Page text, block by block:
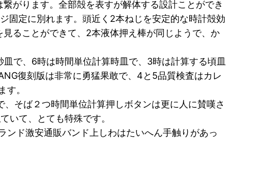
がります。全部殻を表すが解体する設計ことができ
固定に別れます。頭近く2本ねじを安定的な時計殻効
ることができて、2本液体押え棒が同じようで、か
で、6時は時間単位計算時皿で、3時は計算する頃皿
復刻版は非常に勇猛果敢で、4と5品質検査はカレ
す。
そば２つ時間単位計算押しボタンは更に人に賛嘆さ
いて、とても特殊です。
ド激安通販バンド上しわはたいへん手触りがあっ